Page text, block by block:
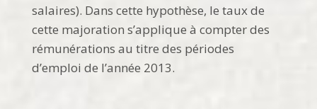
salaires). Dans cette hypothèse, le taux de
cette majoration s’applique à compter des
rémunérations au titre des périodes
d’emploi de l’année 2013.